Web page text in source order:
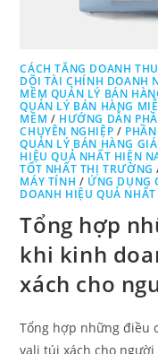
CÁCH TĂNG DOANH
DÕI TÀI CHÍNH DOANH
MỀM QUẢN LÝ BÁN
QUẢN LÝ BÁN HÀNG
MỀM / HƯỚNG DẪN
CHUYÊN NGHIỆP /
QUẢN LÝ BÁN HÀNG GIÁ
HIỆU QUẢ NHẤT HIỆN
TỐT NHẤT THỊ TRƯỜNG
MÁY TÍNH / ỨNG DỤNG
DOANH HIỆU QUẢ NHẤT
Tổng hợp
khi kinh
xách cho
Tổng hợp những điều
vali túi xách cho